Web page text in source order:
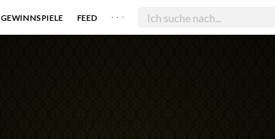
GEWINNSPIELE FEED . . .